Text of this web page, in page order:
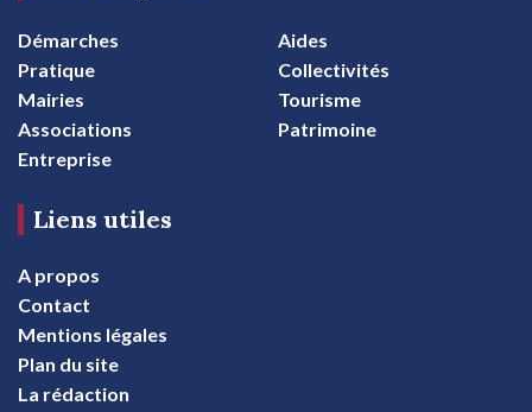
Démarches
Aides
Pratique
Collectivités
Mairies
Tourisme
Associations
Patrimoine
Entreprise
Liens utiles
A propos
Contact
Mentions légales
Plan du site
La rédaction